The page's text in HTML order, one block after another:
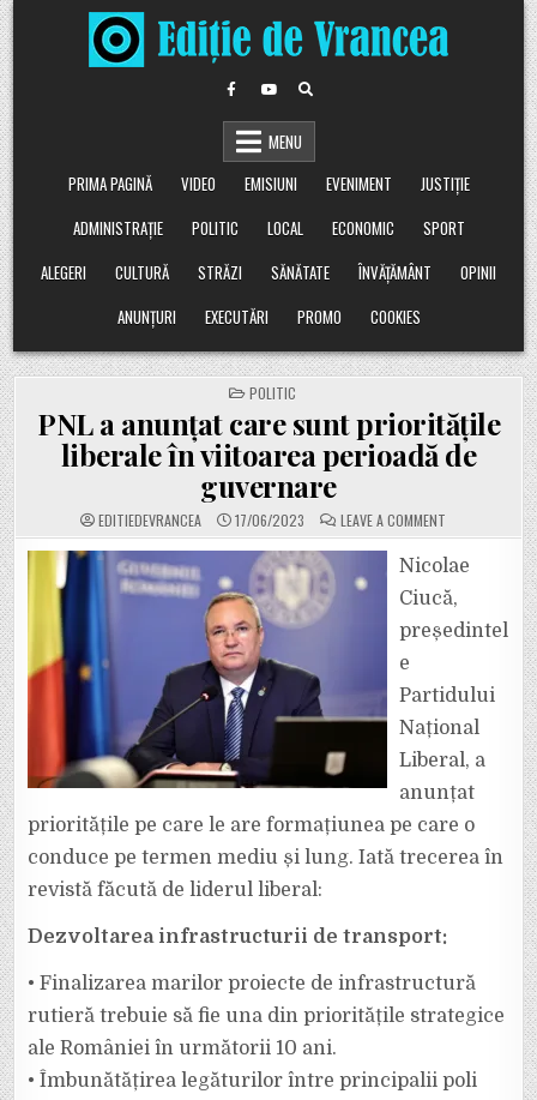
Skip
to
content
MENU
PRIMA PAGINĂ
VIDEO EMISIUNI EVENIMENT
JUSTIȚIE
ADMINISTRAȚIE
POLITIC LOCAL ECONOMIC
SPORT
ALEGERI
CULTURĂ STRĂZI SĂNĂTATE ÎNVĂȚĂMÂNT
OPINII
ANUNȚURI
EXECUTĂRI PROMO COOKIES
POSTED
IN
POLITIC
PNL a anunțat care sunt prioritățile
liberale în viitoarea perioadă de
guvernare
EDITIEDEVRANCEA 17/06/2023 LEAVE A COMMENTON
PNL
ANUNȚAT
CARE
SUNT
PRIORITĂȚILE
LIBERALE
ÎN
GUVERNARE
Nicolae
Ciucă,
președintel
e
Partidului
Național
Liberal, a
anunțat
prioritățile pe care le are formațiunea pe care o
conduce pe termen mediu și lung. Iată trecerea în
revistă făcută de liderul liberal:
Dezvoltarea infrastructurii de transport:
• Finalizarea marilor proiecte de infrastructură
rutieră trebuie să fie una din prioritățile strategice
ale României în următorii 10 ani.
• Îmbunătățirea legăturilor între principalii poli